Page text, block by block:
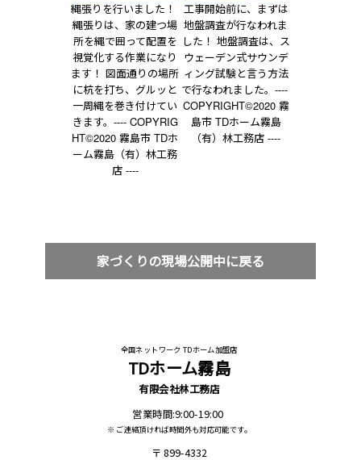
縄張りを行いました！
縄張りは、家の建つ場
所を縄で囲って配置を
視覚化する作業になり
ます！ 図面通りの場所
に杭を打ち、グルッと
一周縄を巻き付けてい
きます。---- COPYRIG
HT©2020 霧島市 TDホ
ーム霧島（有）林工務
店 ----
工事開始前に、まずは
地盤調査が行なわれま
した！ 地盤調査は、ス
ウェーデン式サウンデ
ィング試験と言う方法
で行なわれました。----
COPYRIGHT©2020 霧
島市 TDホーム霧島
（有）林工務店 ----
家づくりの現場公開中に戻る
全国ネットワーク TDホーム加盟店
TDホーム霧島
有限会社林工務店
営業時間:9:00-19:00
※ ご連絡頂ければ時間外も対応可能です。
899-4332